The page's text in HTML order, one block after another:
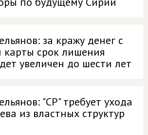
за кражу денег с
карты срок лишения
увеличен до шести лет
"СР" требует ухода
из властных структур